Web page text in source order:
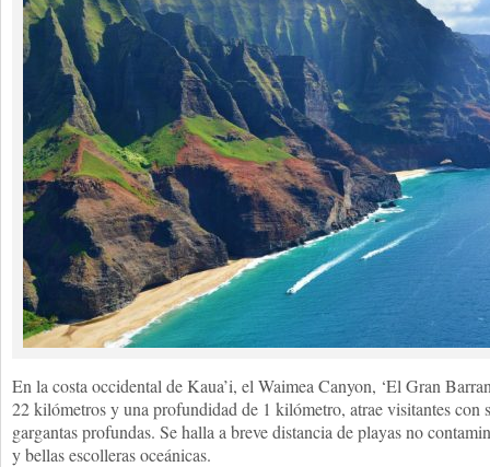
En la costa occidental de Kaua’i, el Waimea Canyon, ‘El Gran
22 kilómetros y una profundidad de 1 kilómetro, atrae visitantes con
gargantas profundas. Se halla a breve distancia de playas no
y bellas escolleras oceánicas.